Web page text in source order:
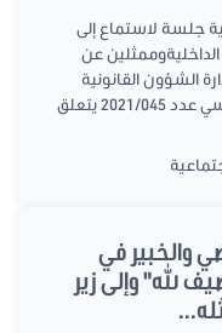
جلسة لاستماع إلى
الداخليةوممثلين عن
الشؤون القانونية
بوزارة الصحة حول مشروع قانون أساسي عدد 2021/045 يتعلق
والخبير في
الله" وإلى زير